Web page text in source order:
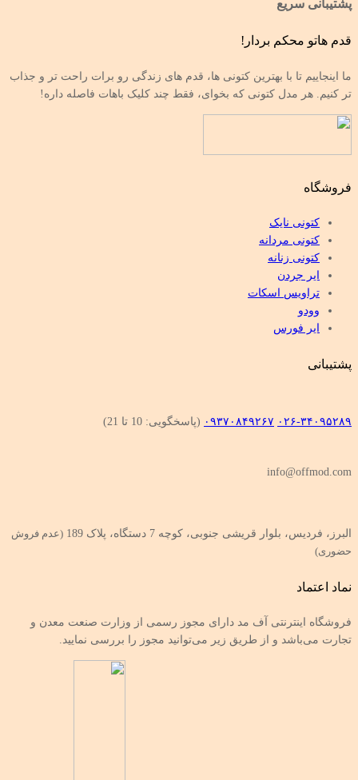
پشتیبانی سریع
قدم هاتو محکم بردار!
ما اینجاییم تا با بهترین کتونی ها، قدم های زندگی رو برات راحت تر و جذاب
تر کنیم. هر مدل کتونی که بخوای، فقط چند کلیک باهات فاصله داره!
فروشگاه
کتونی نایک
کتونی مردانه
کتونی زنانه
ایر جردن
تراویس اسکات
وودو
ایر فورس
پشتیبانی
۰۲۶-۳۴۰۹۵۲۸۹ ۰۹۳۷۰۸۴۹۲۶۷ (پاسخگویی: 10 تا 21)
info@offmod.com
البرز، فردیس، بلوار قریشی جنوبی، کوچه 7 دستگاه، پلاک 189
(عدم فروش
حضوری)
نماد اعتماد
فروشگاه اینترنتی آف مد دارای مجوز رسمی از وزارت صنعت معدن و
تجارت می‌باشد و از طریق زیر می‌توانید مجوز را بررسی نمایید.